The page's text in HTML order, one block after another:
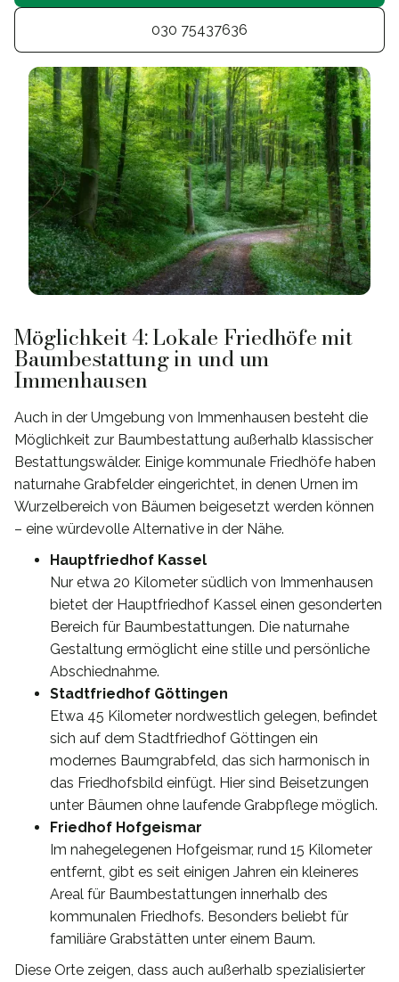
030 75437636
Möglichkeit 4: Lokale Friedhöfe mit
Baumbestattung in und um
Immenhausen
Auch in der Umgebung von Immenhausen besteht die
Möglichkeit zur Baumbestattung außerhalb klassischer
Bestattungswälder. Einige kommunale Friedhöfe haben
naturnahe Grabfelder eingerichtet, in denen Urnen im
Wurzelbereich von Bäumen beigesetzt werden können
– eine würdevolle Alternative in der Nähe.
Hauptfriedhof Kassel
Nur etwa 20 Kilometer südlich von Immenhausen
bietet der Hauptfriedhof Kassel einen gesonderten
Bereich für Baumbestattungen. Die naturnahe
Gestaltung ermöglicht eine stille und persönliche
Abschiednahme.
Stadtfriedhof Göttingen
Etwa 45 Kilometer nordwestlich gelegen, befindet
sich auf dem Stadtfriedhof Göttingen ein
modernes Baumgrabfeld, das sich harmonisch in
das Friedhofsbild einfügt. Hier sind Beisetzungen
unter Bäumen ohne laufende Grabpflege möglich.
Friedhof Hofgeismar
Im nahegelegenen Hofgeismar, rund 15 Kilometer
entfernt, gibt es seit einigen Jahren ein kleineres
Areal für Baumbestattungen innerhalb des
kommunalen Friedhofs. Besonders beliebt für
familiäre Grabstätten unter einem Baum.
Diese Orte zeigen, dass auch außerhalb spezialisierter